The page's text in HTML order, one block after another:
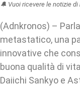
🔔 Vuoi ricevere le notizie di
(Adnkronos) –
metastatico, una
innovative che
buona qualità di
Daiichi Sankyo e